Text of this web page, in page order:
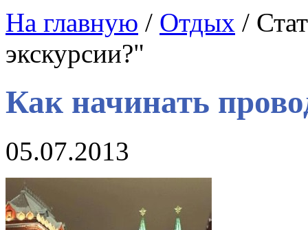
На главную / Отдых /
экскурсии?"
Как начинать
05.07.2013